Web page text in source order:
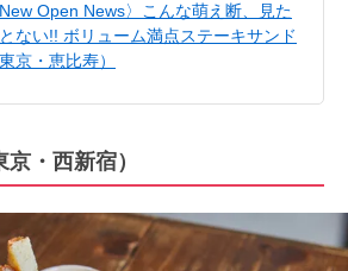
New Open News〉こんな萌え断、見た
ない!! ボリューム満点ステーキサンド
東京・恵比寿）
・西新宿）